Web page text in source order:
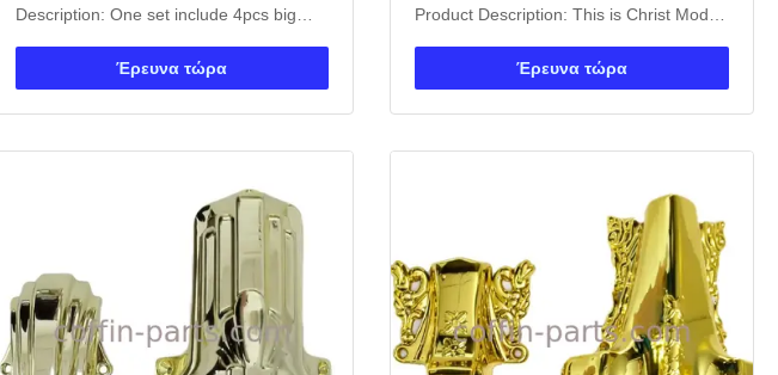
Description: One set include 4pcs big
long steel bars and 2pcs 66cmshort steel
bars. 1.Item Name : Model 4# 2.Material
: Plastic(PP,ABS) 3.Color : Gold, silver,
Έρευνα τώρα
Product Description: This is Christ Model
corners, 8 pcs small casket corners, 2pcs
203cm long steel bars and 2pcs
66cmshort steel bars. 1. Item Name : TX-
Έρευνα τώρα